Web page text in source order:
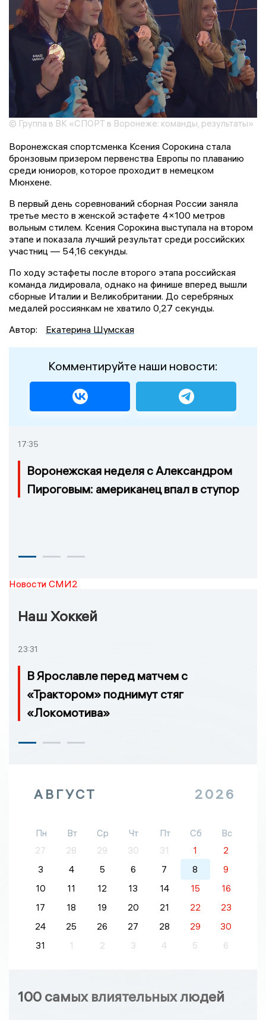
© Группа в ВК «СПОРТ в Воронеже: команды, результаты»
Воронежская спортсменка Ксения Сорокина стала
бронзовым призером первенства Европы по плаванию
среди юниоров, которое проходит в немецком
Мюнхене.
В первый день соревнований сборная России заняла
третье место в женской эстафете 4×100 метров
вольным стилем. Ксения Сорокина выступала на втором
этапе и показала лучший результат среди российских
участниц — 54,16 секунды.
По ходу эстафеты после второго этапа российская
команда лидировала, однако на финише вперед вышли
сборные Италии и Великобритании. До серебряных
медалей россиянкам не хватило 0,27 секунды.
Автор:
Екатерина Шумская
Комментируйте наши новости:
17:35
Воронежская неделя с Александром
Пироговым: американец впал в ступор
Новости СМИ2
Наш Хоккей
23:31
В Ярославле перед матчем с
«Трактором» поднимут стяг
«Локомотива»
АВГУСТ 2026
Пн Вт Ср Чт Пт Сб
Вс
27
28 29 30 31 1
2
3
4 5 6 7 8
9
10
11 12 13 14 15
16
17
18 19 20 21 22
23
24
25 26 27 28 29
30
31
1 2 3 4 5 6
100 самых влиятельных людей